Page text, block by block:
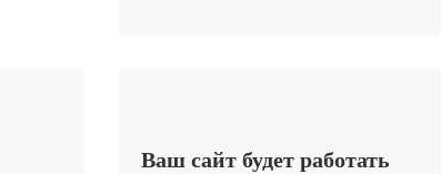
Ваш сайт будет работать